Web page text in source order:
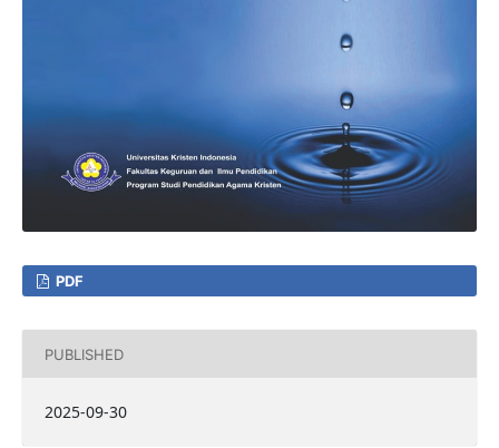
PDF
PUBLISHED
2025-09-30